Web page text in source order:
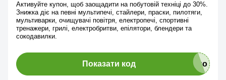
Активуйте купон, щоб заощадити на побутовій техніці до 30%.
Знижка діє на певні мультипечі, стайлери, праски, пилотяги,
мультиварки, очищувачі повітря, електропечі, спортивні
тренажери, грилі, електробритви, епілятори, блендери та
сокодавилки.
Показати код